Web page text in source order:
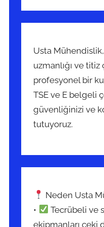
Usta
uzmanlığı ve titiz
profesyonel bir
TSE ve E belgeli
güvenliğinizi ve
tutuyoruz.
Neden Usta
•
Tecrübeli ve
ekipmanları çeki